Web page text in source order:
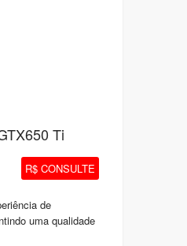
Ti
R$ CONSULTE
de
uma qualidade